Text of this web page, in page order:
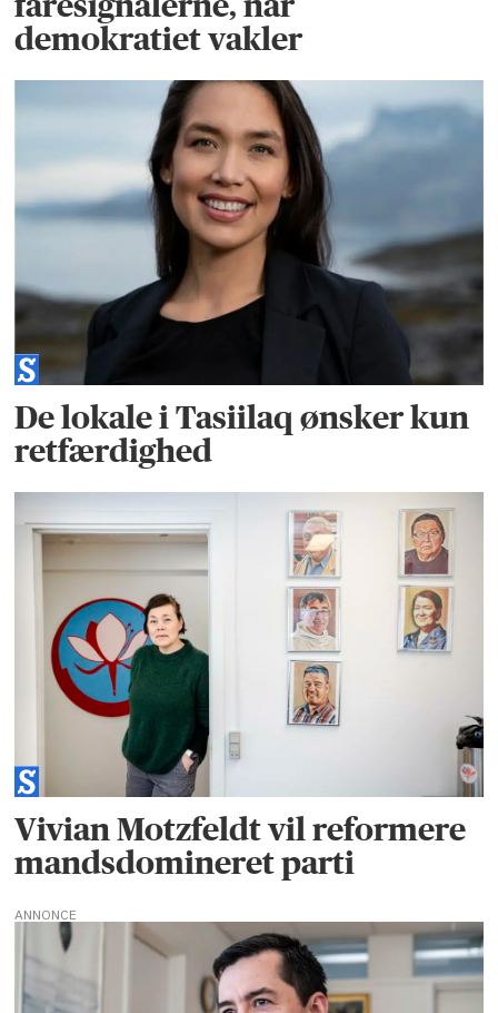
demokratiet vakler
De lokale i Tasiilaq ønsker kun
retfærdighed
Vivian Motzfeldt vil reformere
mandsdomineret parti
ANNONCE